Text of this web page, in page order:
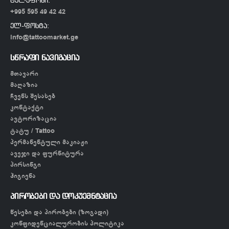
+995 595 49 42 42
ელ-ფოსტა:
info@tattoomarket.ge
სწრაფი ნავიგაცია
მთავარი
მაღაზია
ჩვენს შესახებ
კონტაქტი
ავტორიზაცია
ტატუ / Tattoo
პერმანენტული მაკიაჟი
ავეჯი და ფურნიტურა
პირსინგი
ჰიგიენა
პირობები და დოკუემნტაცია
წესები და პირობები (ზოგადი)
კონფიდენციალურობის პოლიტიკა